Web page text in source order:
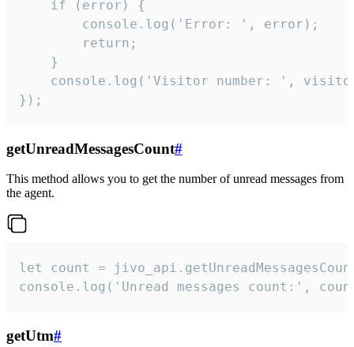
    if (error) {
        console.log('Error: ', error);
        return;
    }
console.log('Visitor number: ',
});
getUnreadMessagesCount#
This method allows you to get the number of unread messages from
the agent.
let count =
console.log('Unread messages count:',
getUtm#